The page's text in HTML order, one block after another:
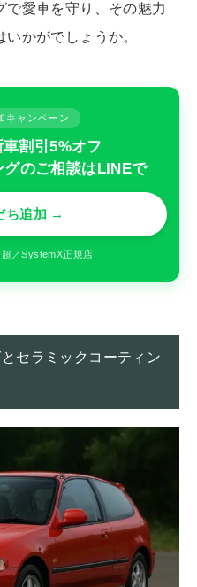
愛車を守り、その魅力
かがでしょうか。
キャンペーン
割引5%オフ
のご相談はLINEで
ち追加 →
／SystemX正規店
セラミックコーティン